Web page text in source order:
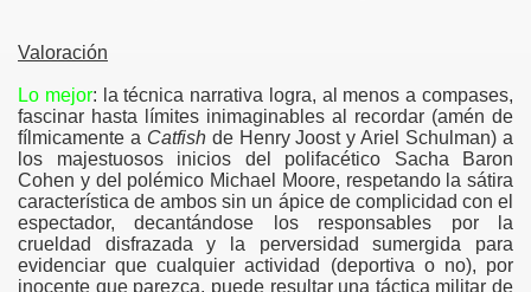
Valoración
Lo mejor: la técnica narrativa logra, al menos a compases,
fascinar hasta límites inimaginables al recordar (amén de
fílmicamente a Catfish de Henry Joost y Ariel Schulman) a
los majestuosos inicios del polifacético Sacha Baron
Cohen y del polémico Michael Moore, respetando la sátira
característica de ambos sin un ápice de complicidad con el
espectador, decantándose los responsables por la
crueldad disfrazada y la perversidad sumergida para
evidenciar que cualquier actividad (deportiva o no), por
inocente que parezca, puede resultar una táctica militar de